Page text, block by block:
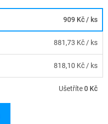
909 Kč/ ks
881,73 Kč/ ks
818,10 Kč/ ks
Ušetříte0 Kč